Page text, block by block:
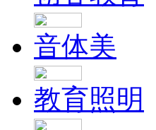
音体美
教育照明